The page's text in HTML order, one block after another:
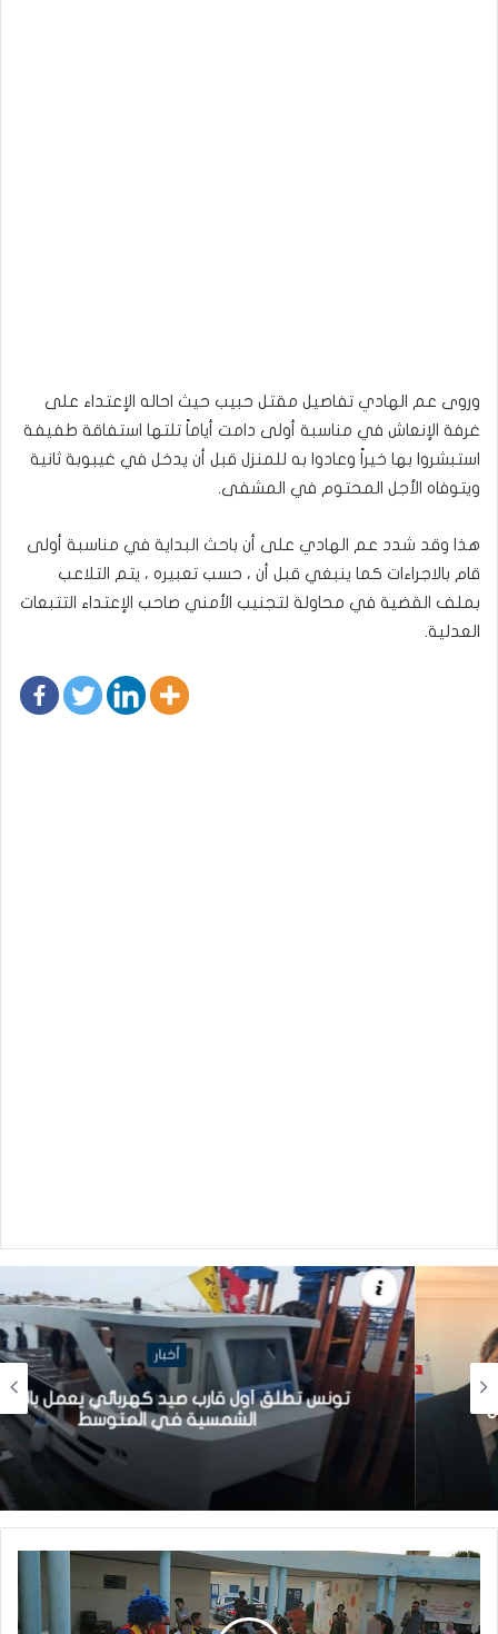
وروى عم الهادي تفاصيل مقتل حبيب حيث احاله الإعتداء على
غرفة الإنعاش في مناسبة أولى دامت أياماً تلتها استفاقة طفيفة
استبشروا بها خيراً وعادوا به للمنزل قبل أن يدخل في غيبوبة ثانية
ويتوفاه الأجل المحتوم في المشفى.
هذا وقد شدد عم الهادي على أن باحث البداية في مناسبة أولى
قام بالاجراءات كما ينبغي قبل أن ، حسب تعبيره ، يتم التلاعب
بملف القضية في محاولة لتجنيب الأمني صاحب الإعتداء التتبعات
العدلية.
تونس تطلق أول قارب صيد كهربائي يعمل بالطاقة
الشمسية في المتوسط